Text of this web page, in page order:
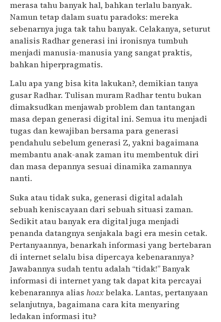
merasa tahu banyak hal, bahkan terlalu banyak.
Namun tetap dalam suatu paradoks: mereka
sebenarnya juga tak tahu banyak. Celakanya, seturut
analisis Radhar generasi ini ironisnya tumbuh
menjadi manusia-manusia yang sangat praktis,
bahkan hiperpragmatis.
Lalu apa yang bisa kita lakukan?, demikian tanya
gusar Radhar. Tulisan muram Radhar tentu bukan
dimaksudkan menjawab problem dan tantangan
masa depan generasi digital ini. Semua itu menjadi
tugas dan kewajiban bersama para generasi
pendahulu sebelum generasi Z, yakni bagaimana
membantu anak-anak zaman itu membentuk diri
dan masa depannya sesuai dinamika zamannya
nanti.
Suka atau tidak suka, generasi digital adalah
sebuah keniscayaan dari sebuah situasi zaman.
Sedikit atau banyak era digital juga menjadi
penanda datangnya senjakala bagi era mesin cetak.
Pertanyaannya, benarkah informasi yang bertebaran
di internet selalu bisa dipercaya kebenarannya?
Jawabannya sudah tentu adalah “tidak!” Banyak
informasi di internet yang tak dapat kita percayai
kebenarannya alias hoaxbelaka. Lantas, pertanyaan
selanjutnya, bagaimana cara kita menyaring
ledakan informasi itu?